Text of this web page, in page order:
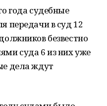
года судебные
передачи в суд 12
безвестно
суда 6 из них уже
дела ждут